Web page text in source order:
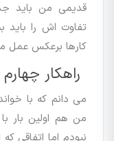
قدیمی من باید
کارها برعکس عمل
راهکار
می دانم که با
من هم اولین بار